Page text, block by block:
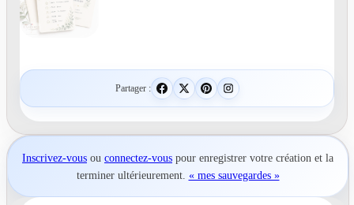
Partager :
Inscrivez-vous ou connectez-vous pour enregistrer votre création et la
terminer ultérieurement. « mes sauvegardes »